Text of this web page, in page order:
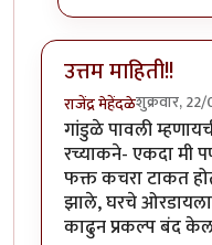
उत्तम माहिती!!
राजेंद्र मेहेंदळेशुक्रवार,
गांडुळे पावली
रच्याकने- एकदा मी
फक्त कचरा टाकत
झाले, घरचे
काढुन प्रकल्प बंद